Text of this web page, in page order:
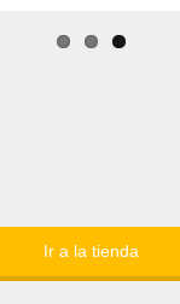
Ir a la tienda